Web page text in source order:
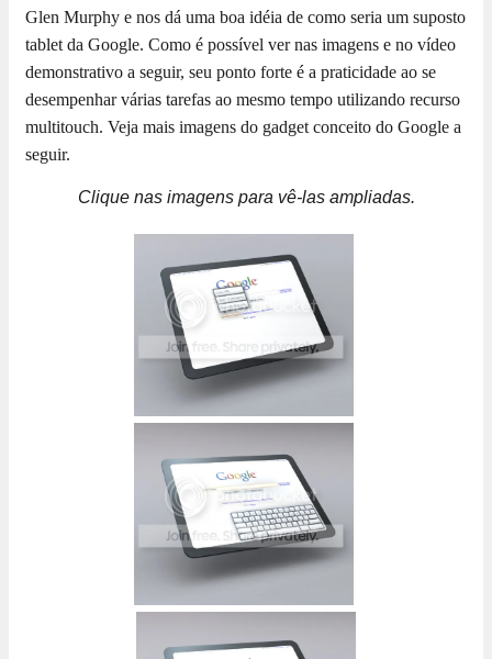
Glen Murphy e nos dá uma boa idéia de como seria um suposto
tablet da Google. Como é possível ver nas imagens e no vídeo
demonstrativo a seguir, seu ponto forte é a praticidade ao se
desempenhar várias tarefas ao mesmo tempo utilizando recurso
multitouch. Veja mais imagens do gadget conceito do Google a
seguir.
Clique nas imagens para vê-las ampliadas.